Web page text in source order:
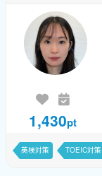
1,430pt
英検対策 TOEIC対策